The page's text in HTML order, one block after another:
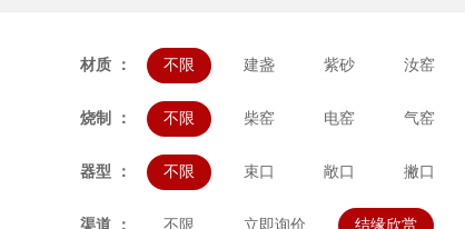
材质 ： 不限 建盏 紫砂 汝窑
烧制 ： 不限 柴窑 电窑 气窑
器型 ： 不限 束口 敞口 撇口
渠道 ： 不限 立即询价 结缘欣赏